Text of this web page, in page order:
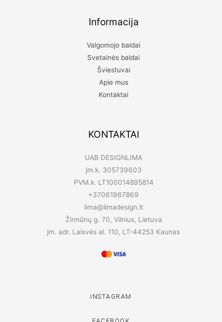
Informacija
Valgomojo baldai
Svetainės baldai
Šviestuvai
Apie mus
Kontaktai
KONTAKTAI
UAB DESIGNLIMA
įm.k. 305739603
PVM.k. LT100014895814
+37061967869
lima@limadesign.lt
Žirmūnų g. 70, Vilnius, Lietuva
įm. adr. Laisvės al. 110, LT-44253 Kaunas
INSTAGRAM